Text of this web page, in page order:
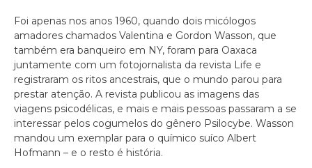
Foi apenas nos anos 1960, quando dois micólogos
amadores chamados Valentina e Gordon Wasson, que
também era banqueiro em NY, foram para Oaxaca
juntamente com um fotojornalista da revista Life e
registraram os ritos ancestrais, que o mundo parou para
prestar atenção. A revista publicou as imagens das
viagens psicodélicas, e mais e mais pessoas passaram a se
interessar pelos cogumelos do gênero Psilocybe. Wasson
mandou um exemplar para o químico suíco Albert
Hofmann – e o resto é história.